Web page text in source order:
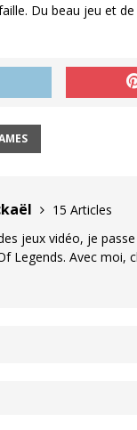
Du beau jeu et de
15 Articles
jeux vidéo, je
Legends. Avec moi,